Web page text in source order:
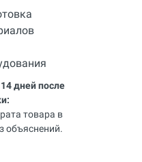
дней после
товара в
объяснений.